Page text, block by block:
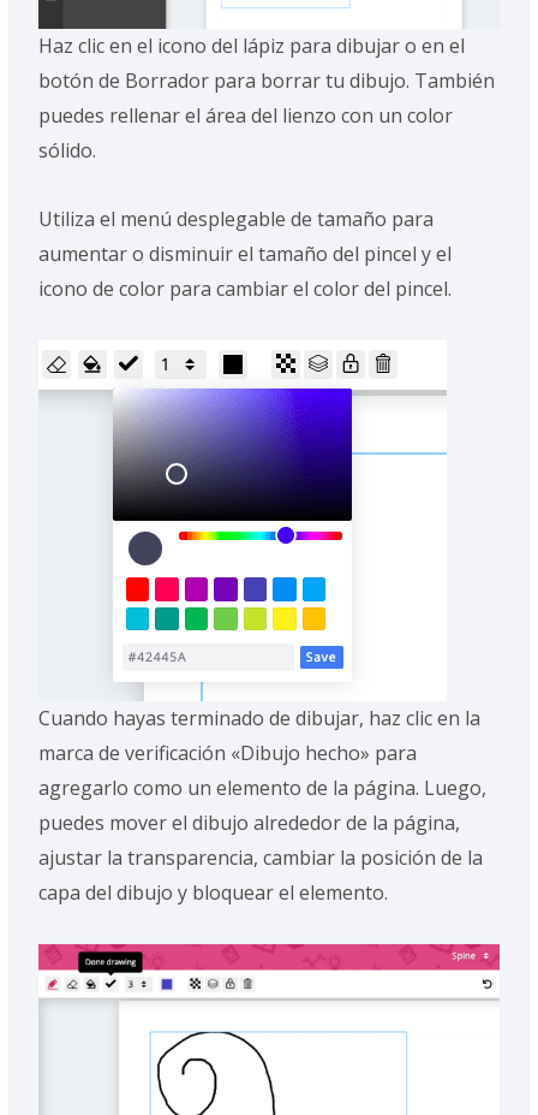
Haz clic en el icono del lápiz para dibujar o en el
botón de Borrador para borrar tu dibujo. También
puedes rellenar el área del lienzo con un color
sólido.
Utiliza el menú desplegable de tamaño para
aumentar o disminuir el tamaño del pincel y el
icono de color para cambiar el color del pincel.
Cuando hayas terminado de dibujar, haz clic en la
marca de verificación «Dibujo hecho» para
agregarlo como un elemento de la página. Luego,
puedes mover el dibujo alrededor de la página,
ajustar la transparencia, cambiar la posición de la
capa del dibujo y bloquear el elemento.